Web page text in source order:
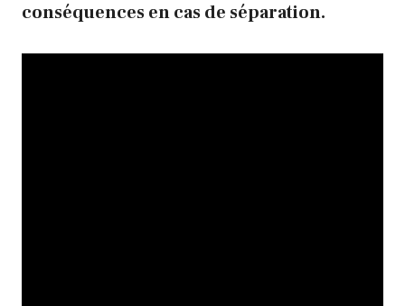
conséquences en cas de séparation.